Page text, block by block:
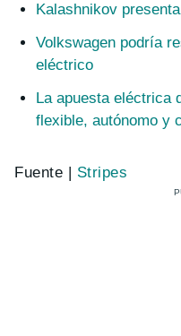
Kalashnikov
Volkswagen podría
eléctrico
La apuesta eléctrica
flexible, autónomo y
Fuente | Stripes